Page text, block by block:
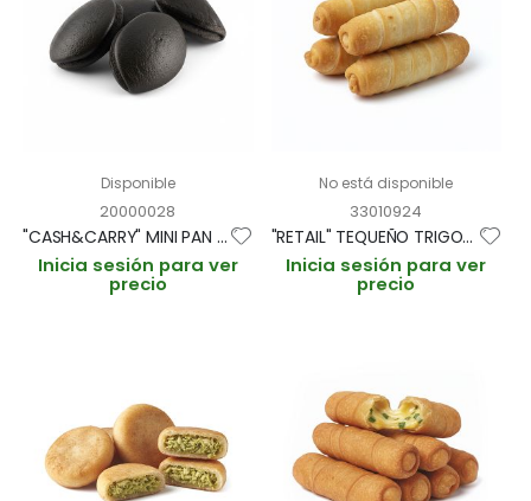
Disponible
20000028
"CASH&CARRY" MINI PAN GUA BAO NEGRO 35gr/6cm "ASIAN BITES" BOLSA 20und (CAJA 4 BOLSAS)
Inicia sesión para ver
precio
No está disponible
33010924
"RETAIL" TEQUEÑO TRIGO Y "QUESO LATINO" ESTUCHE 6und/190gr "ESPECIAL HORNO" (CAJA 15 ESTUCHES)
Inicia sesión para ver
precio